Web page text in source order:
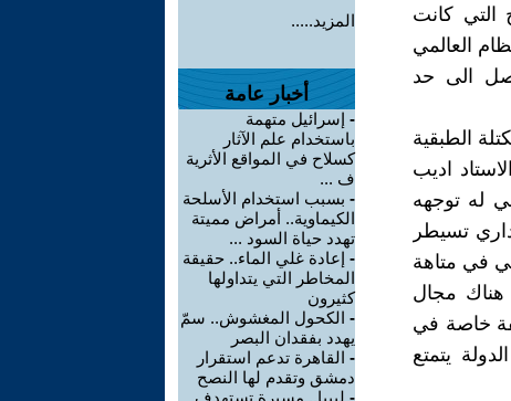
التي كانت
العالمي
تصل الى حد
الطبقية
اديب
له توجهه
تسيطر
في متاهة
هناك مجال
خاصة في
يتمتع
المزيد.....
أخبار عامة
- إسرائيل متهمة
باستخدام علم الآثار
كسلاح في المواقع الأثرية
ف ...
- بسبب استخدام الأسلحة
الكيماوية.. أمراض مميتة
تهدد حياة السود ...
- إعادة غلي الماء.. حقيقة
المخاطر التي يتداولها
كثيرون
- الكحول المغشوش.. سمّ
يهدد بفقدان البصر
- القاهرة تدعم استقرار
دمشق وتقدم لها النصح
- ليبيا.. مسيرة تستهدف